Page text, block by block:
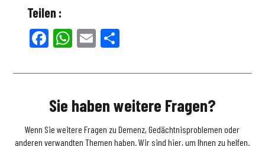
Teilen :
Facebook
WhatsApp
Email
Sie haben weitere Fragen?
Wenn Sie weitere Fragen zu Demenz, Gedächtnisproblemen oder
anderen verwandten Themen haben. Wir sind hier, um Ihnen zu helfen.